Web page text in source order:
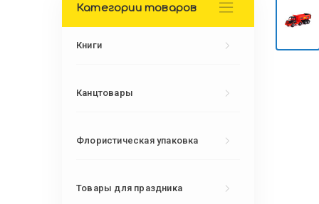
Категории товаров
Книги
Канцтовары
Флористическая упаковка
Товары для праздника